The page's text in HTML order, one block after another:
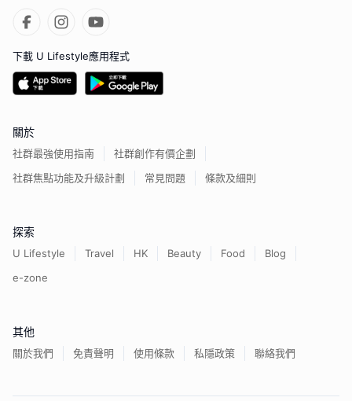
下載 U Lifestyle應用程式
關於
社群最強使用指南
社群創作有價企劃
社群焦點功能及升級計劃
常見問題 條款及細則
探索
U Lifestyle Travel HK Beauty Food
Blog
e-zone
其他
關於我們 免責聲明 使用條款 私隱政策 聯絡我們